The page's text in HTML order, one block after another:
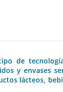
de
y envases
lácteos,